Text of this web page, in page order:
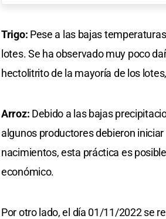
Trigo: Pese a las bajas
lotes. Se ha observado muy poco
hectolitrito de la mayoría de los
Arroz: Debido a las bajas
algunos productores debieron
nacimientos, esta práctica es
económico.
Por otro lado, el día 01/11/2022 se